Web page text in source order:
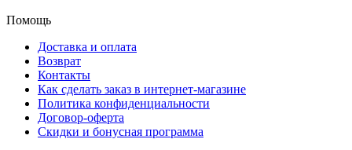
Помощь
Доставка и оплата
Возврат
Контакты
Как сделать заказ в интернет-магазине
Политика конфиденциальности
Договор-оферта
Скидки и бонусная программа